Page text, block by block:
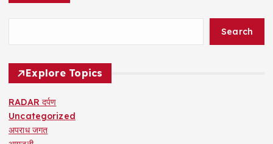
Search
Explore Topics
RADAR दर्पण
Uncategorized
अपराध जगत